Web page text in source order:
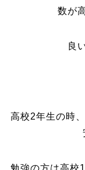
数が
良
高校2年生の時
勉強の方は高校